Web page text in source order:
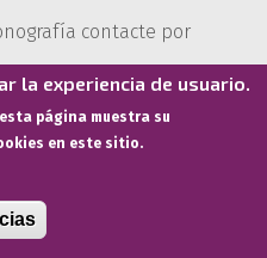
contacte por
la experiencia de usuario.
página muestra su
en este sitio.